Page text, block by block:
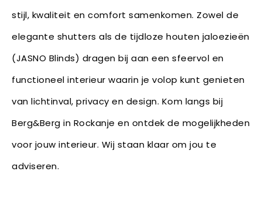
stijl, kwaliteit en comfort samenkomen. Zowel de
elegante shutters als de tijdloze houten jaloezieën
(JASNO Blinds) dragen bij aan een sfeervol en
functioneel interieur waarin je volop kunt genieten
van lichtinval, privacy en design. Kom langs bij
Berg&Berg in Rockanje en ontdek de mogelijkheden
voor jouw interieur. Wij staan klaar om jou te
adviseren.